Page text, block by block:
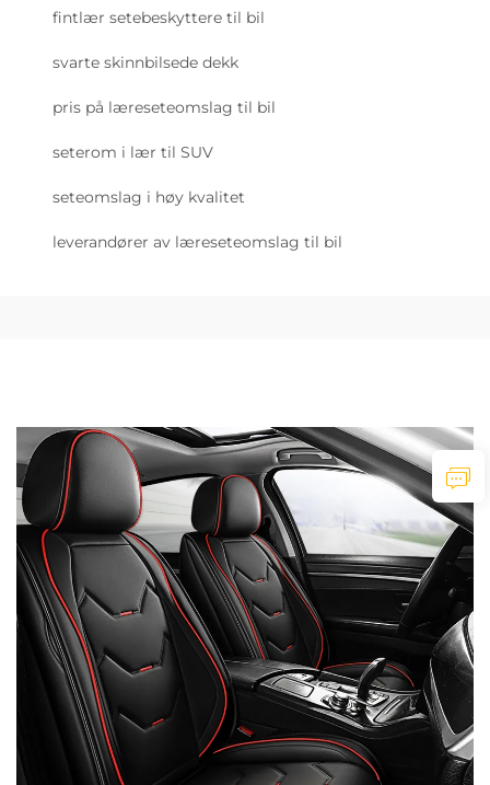
fintlær setebeskyttere til bil
svarte skinnbilsede dekk
pris på læreseteomslag til bil
seterom i lær til SUV
seteomslag i høy kvalitet
leverandører av læreseteomslag til bil